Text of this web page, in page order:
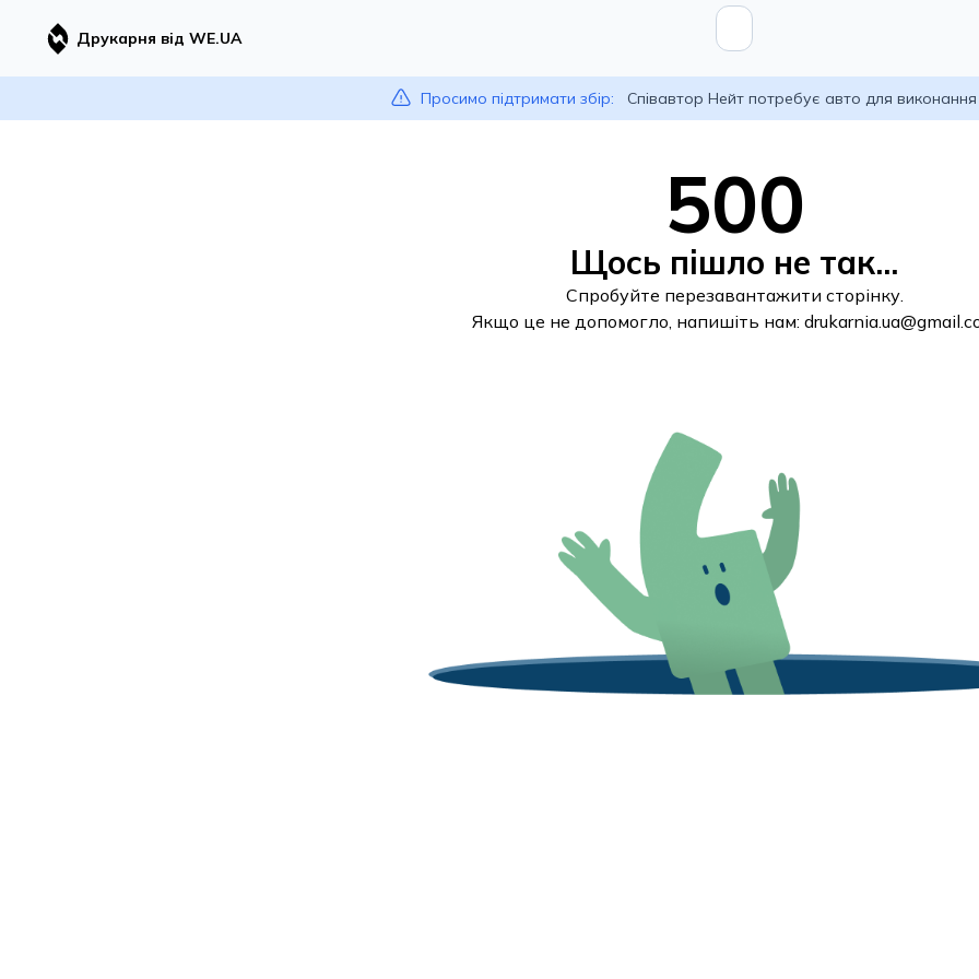
Друкарня від WE.UA
Просимо підтримати збір: Співавтор Нейт потребує авто для
500
Щось пішло не так...
Спробуйте перезавантажити сторінку.
Якщо це не допомогло, напишіть нам: